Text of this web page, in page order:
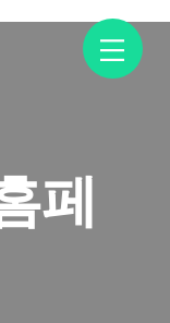
페